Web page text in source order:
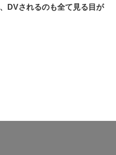
DVされるのも全て見る目が